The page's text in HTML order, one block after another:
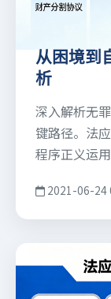
从困境到
析
深入解析无
键路径。法
程序正义运
2021-06-24